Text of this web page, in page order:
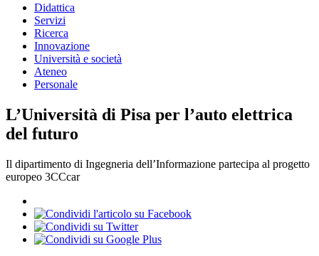
Didattica
Servizi
Ricerca
Innovazione
Università e società
Ateneo
Personale
L’Università di Pisa per l’auto elettrica
del futuro
Il dipartimento di Ingegneria dell’Informazione partecipa al progetto
europeo 3CCcar